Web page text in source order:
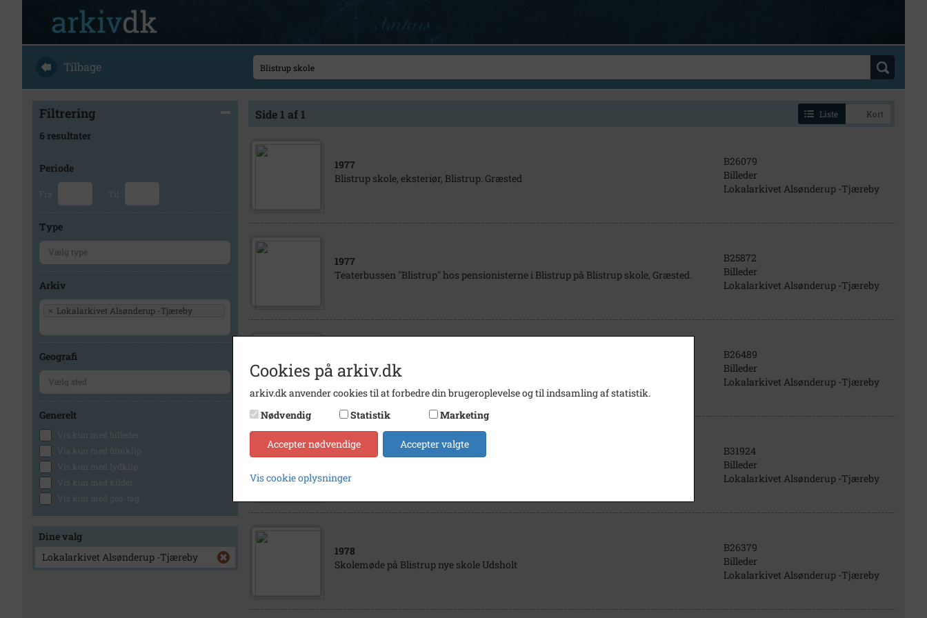
Tilbage
Filtrering
6 resultater
Periode
Fra Til
Type
Arkiv
× Lokalarkivet Alsønderup -Tjæreby
Geografi
Generelt
Vis kun med billeder
Vis kun med filmklip
Vis kun med lydklip
Vis kun med kilder
Vis kun med geo-tag
Dine valg
Lokalarkivet Alsønderup -Tjæreby
Side 1 af 1 Liste Kort
1977
Blistrup skole, eksteriør, Blistrup. Græsted
B26079
Billeder
Lokalarkivet Alsønderup -Tjæreby
1977
Teaterbussen "Blistrup" hos pensionisterne i Blistrup på Blistrup skole, Græsted.
B25872
Billeder
Lokalarkivet Alsønderup -Tjæreby
Blistrup skole, Birkerød.
B26489
Billeder
Lokalarkivet Alsønderup -Tjæreby
1975
B31924
Billeder
Lokalarkivet Alsønderup -Tjæreby
1978
Skolemøde på Blistrup nye skole Udsholt
B26379
Billeder
Lokalarkivet Alsønderup -Tjæreby
Cookies på arkiv.dk
arkiv.dk anvender cookies til at forbedre din brugeroplevelse og til indsamling af statistik.
Nødvendig
Statistik Marketing
Accepter nødvendige Accepter valgte
Vis cookie oplysninger